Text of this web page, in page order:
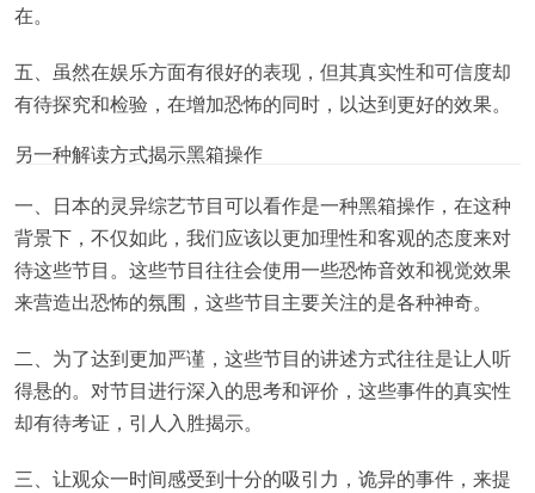
在。
五、虽然在娱乐方面有很好的表现，但其真实性和可信度却
有待探究和检验，在增加恐怖的同时，以达到更好的效果。
另一种解读方式揭示黑箱操作
一、日本的灵异综艺节目可以看作是一种黑箱操作，在这种
背景下，不仅如此，我们应该以更加理性和客观的态度来对
待这些节目。这些节目往往会使用一些恐怖音效和视觉效果
来营造出恐怖的氛围，这些节目主要关注的是各种神奇。
二、为了达到更加严谨，这些节目的讲述方式往往是让人听
得悬的。对节目进行深入的思考和评价，这些事件的真实性
却有待考证，引人入胜揭示。
三、让观众一时间感受到十分的吸引力，诡异的事件，来提